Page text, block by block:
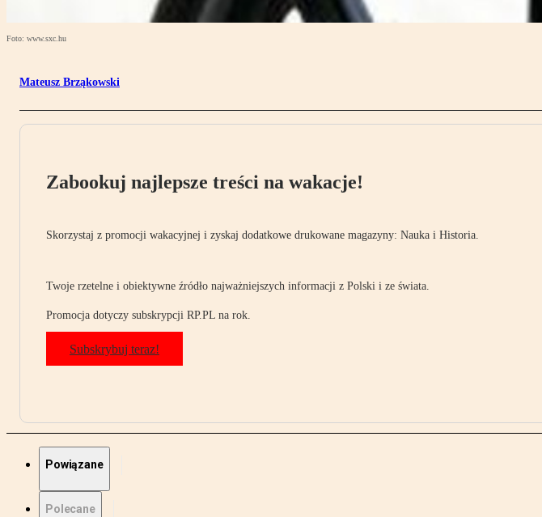
Foto: www.sxc.hu
Mateusz Brząkowski
Zabookuj najlepsze treści na wakacje!
Skorzystaj z promocji wakacyjnej i zyskaj dodatkowe drukowane magazyny: Nauka i Historia.
Twoje rzetelne i obiektywne źródło najważniejszych informacji z Polski i ze świata.
Promocja dotyczy subskrypcji RP.PL na rok.
Subskrybuj teraz!
Powiązane
Polecane